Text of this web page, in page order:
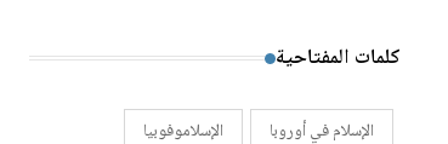
كلمات المفتاحية
الإسلام في أوروبا
الإسلاموفوبيا